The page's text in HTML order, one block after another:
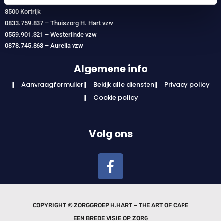
8500 Kortrijk
0833.759.837 – Thuiszorg H. Hart vzw
0559.901.321 – Westerlinde vzw
0878.745.863 – Aurelia vzw
Algemene info
Aanvraagformulier Bekijk alle diensten
Privacy policy
Cookie policy
Volg ons
COPYRIGHT © ZORGGROEP H.HART – THE ART OF CARE
EEN BREDE VISIE OP ZORG